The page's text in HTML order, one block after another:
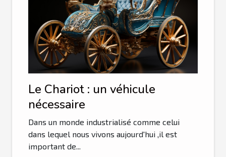
Le Chariot : un véhicule
nécessaire
Dans un monde industrialisé comme celui
dans lequel nous vivons aujourd'hui ,il est
important de...